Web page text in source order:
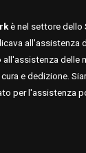
è nel settore dello
all'assistenza
delle
e dedizione.
per l'assistenza